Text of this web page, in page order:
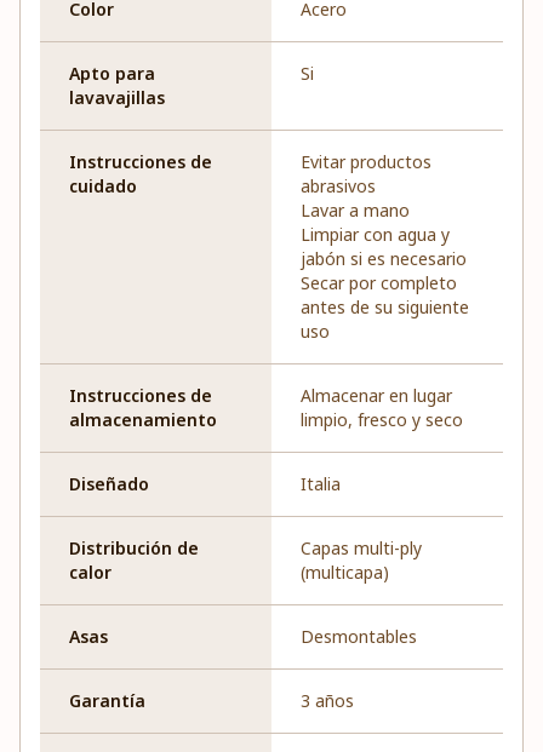
Color Acero
Apto para
lavavajillas
Si
Instrucciones de
cuidado
Evitar productos
abrasivos
Lavar a mano
Limpiar con agua y
jabón si es necesario
Secar por completo
antes de su siguiente
uso
Instrucciones de
almacenamiento
Almacenar en lugar
limpio, fresco y seco
Diseñado Italia
Distribución de
calor
Capas multi-ply
(multicapa)
Asas Desmontables
Garantía 3 años